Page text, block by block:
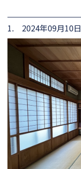
1. 2024年09月10日